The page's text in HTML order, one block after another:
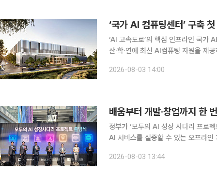
‘국가 AI 컴퓨팅센터’ 구축
‘AI 고속도로’의 핵심 인프라인 국가
산·학·연에 최신 AI컴퓨팅 자원을 제
주통합특별시 해남군 솔라시도 데이
2026-08-03 14:00
배움부터 개발·창업까지 한
정부가 ‘모두의 AI 성장 사다리 프로
AI 서비스를 실증할 수 있는 오프라
다. 과학기술정보통신부는 3일 국립
2026-08-03 13:44